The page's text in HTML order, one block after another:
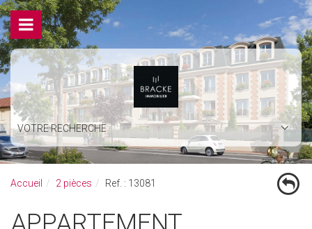
VOTRE RECHERCHE
Accueil 2 pièces Ref. : 13081